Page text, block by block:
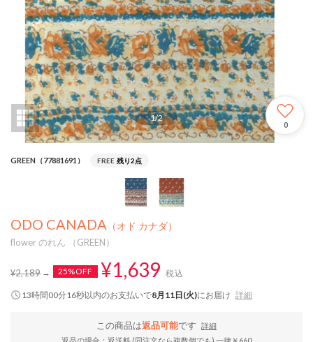
1/2
0
GREEN（77881691） FREE 残り2点
ODO CANADA （オド カナダ）
flower のれん （GREEN）
¥2,189 25%OFF ¥1,639 税込
13時間00分15秒以内のお支払いで8月11日(火)にお届け 詳細
この商品は返品可能です
詳細
返品の場合：返送料 (同注文なら複数個でも) 一律￥660